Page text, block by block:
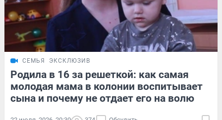
СЕМЬЯ ЭКСКЛЮЗИВ
Родила в 16 за решеткой: как самая
молодая мама в колонии воспитывает
сына и почему не отдает его на волю